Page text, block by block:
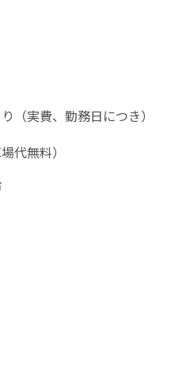
（実費、勤務日につき）
代無料）